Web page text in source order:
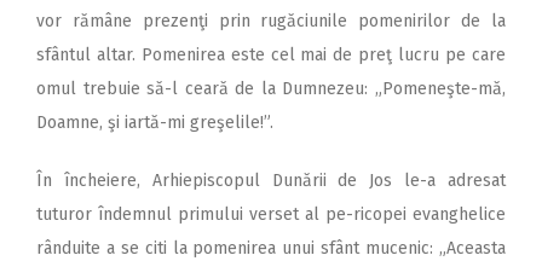
vor rămâne prezenţi prin rugăciunile pomenirilor de la
sfântul altar. Pomenirea este cel mai de preţ lucru pe care
omul trebuie să-l ceară de la Dumnezeu: „Pomeneşte-mă,
Doamne, şi iartă-mi greşelile!”.
În încheiere, Arhiepiscopul Dunării de Jos le-a adresat
tuturor îndemnul primului verset al pe-ricopei evanghelice
rânduite a se citi la pomenirea unui sfânt mucenic: „Aceasta